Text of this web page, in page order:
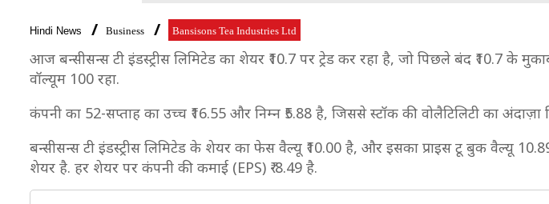
Hindi News Business Bansisons Tea Industries Ltd
आज बन्सीसन्स टी इंडस्ट्रीस लिमिटेड का शेयर ₹10.7 पर ट्रेड कर रहा है, जो पिछले बंद ₹10.7 के
वॉल्यूम 100 रहा.
कंपनी का 52-सप्ताह का उच्च ₹16.55 और निम्न ₹5.88 है, जिससे स्टॉक की वोलैटिलिटी का
बन्सीसन्स टी इंडस्ट्रीस लिमिटेड के शेयर का फेस वैल्यू ₹10.00 है, और इसका प्राइस टू बुक वैल्यू
शेयर है. हर शेयर पर कंपनी की कमाई (EPS) ₹-8.49 है.